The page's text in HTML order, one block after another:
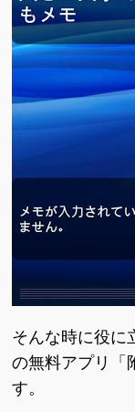
そんな時に役に
の無料アプリ「
す。